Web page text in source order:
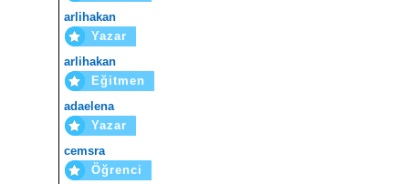
arlihakan
Yazar
arlihakan
Eğitmen
adaelena
Yazar
cemsra
Öğrenci